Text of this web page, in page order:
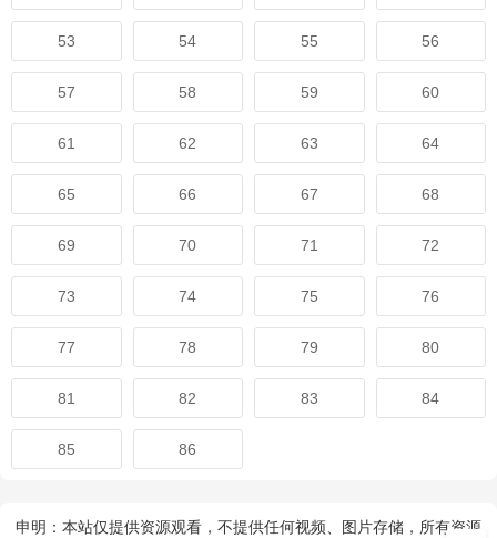
53 54 55 56
57 58 59 60
61 62 63 64
65 66 67 68
69 70 71 72
73 74 75 76
77 78 79 80
81 82 83 84
85 86
申明：本站仅提供资源观看，不提供任何视频、图片存储，所有资源